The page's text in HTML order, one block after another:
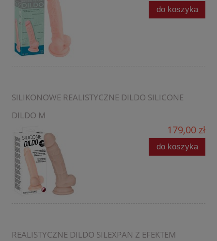
do koszyka
SILIKONOWE REALISTYCZNE DILDO SILICONE
DILDO M
179,00 zł
do koszyka
REALISTYCZNE DILDO SILEXPAN Z EFEKTEM